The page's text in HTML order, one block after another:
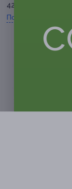
42-46-77, +7 (963)
Показать номер